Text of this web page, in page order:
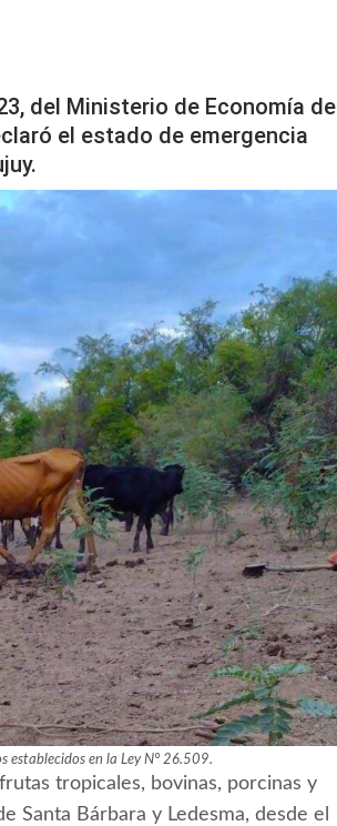
del Ministerio de Economía de
el estado de emergencia
establecidos en la Ley N° 26.509.
tropicales, bovinas, porcinas y
Santa Bárbara y Ledesma, desde el